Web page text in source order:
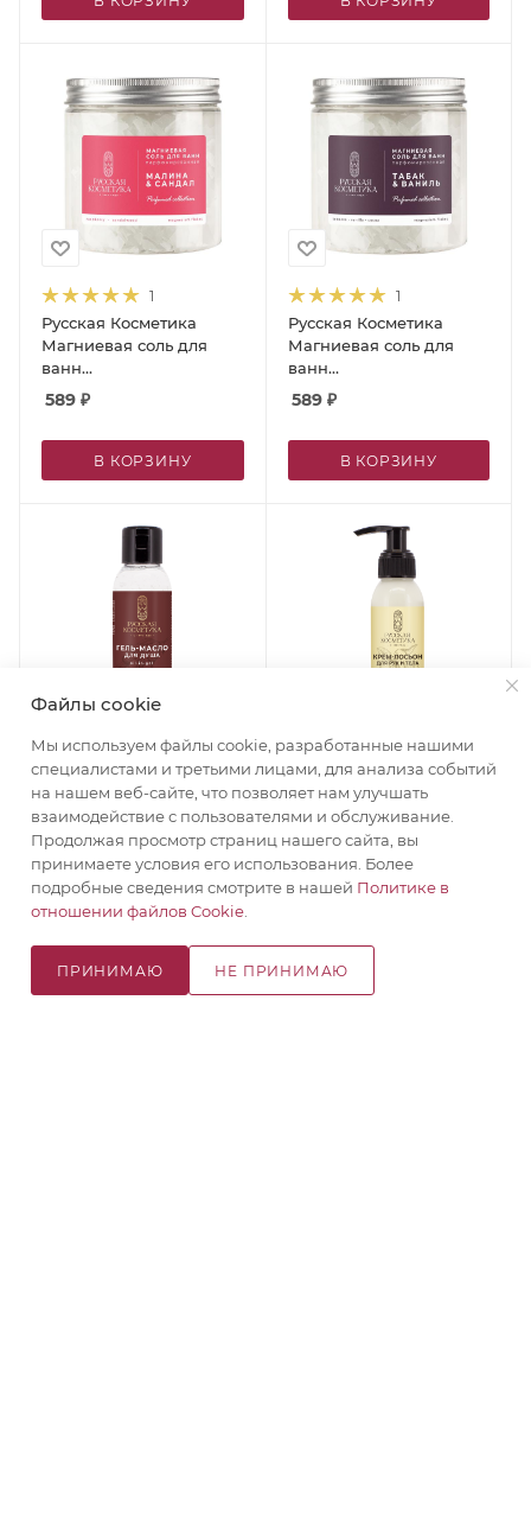
1
Русская Косметика
Магниевая соль для
ванн
парфюмированная
г
589 ₽
В КОРЗИНУ
1
Русская Косметика
Магниевая соль для
ванн
парфюмированная
589₽
В КОРЗИНУ
Русская Косметика Гель-
масло для душа
"УВЛАЖНЕНИЕ И
ПИТАНИЕ" 90 мл
169₽
В КОРЗИНУ
1
Крем-лосьон для рук и
тела "ПИТАНИЕ И
УВЛАЖНЕНИЕ" 90 мл
169₽
Файлы cookie
Мы используем файлы cookie, разработанные нашими
специалистами и третьими лицами, для анализа событий
на нашем веб-сайте, что позволяет нам улучшать
взаимодействие с пользователями и обслуживание.
Продолжая просмотр страниц нашего сайта, вы
принимаете условия его использования. Более
подробные сведения смотрите в нашей Политике в
отношении файлов Cookie
ПРИНИМАЮ НЕ ПРИНИМАЮ